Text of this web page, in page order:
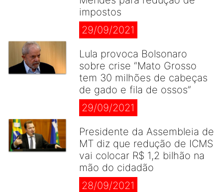
impostos
29/09/2021
Lula provoca Bolsonaro
sobre crise “Mato Grosso
tem 30 milhões de cabeças
de gado e fila de ossos”
29/09/2021
Presidente da Assembleia de
MT diz que redução de ICMS
vai colocar R$ 1,2 bilhão na
mão do cidadão
28/09/2021